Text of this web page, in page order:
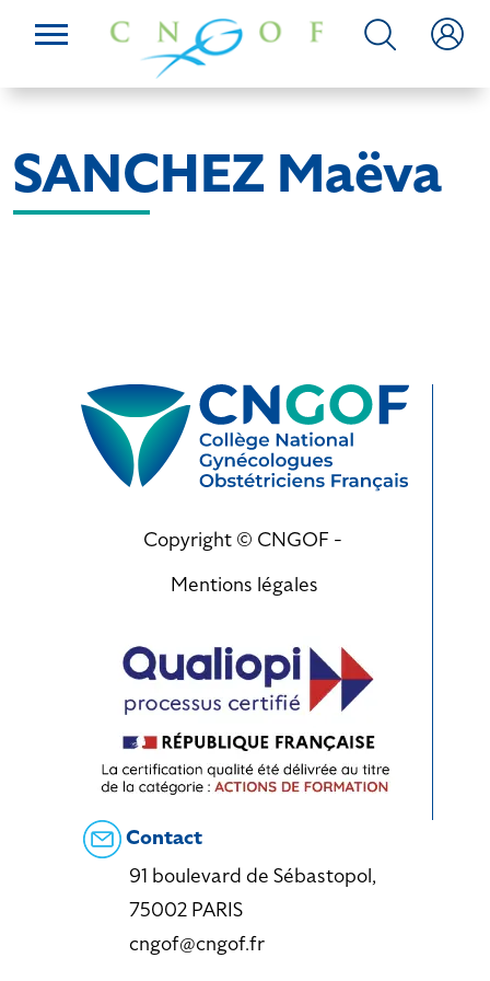
SANCHEZ Maëva
Copyright © CNGOF -
Mentions légales
Contact
91 boulevard de Sébastopol,
75002 PARIS
cngof@cngof.fr